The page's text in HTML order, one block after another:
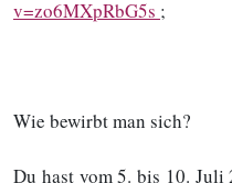
v=zo6MXpRbG5s ;
Wie bewirbt man sich?
Du hast vom 5. bis 10.